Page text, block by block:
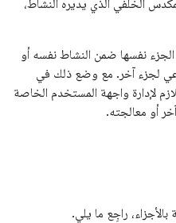
الخلفي الذي يديره النشاط،
نفسها ضمن النشاط نفسه أو
لجزء آخر. مع وضع ذلك في
لإدارة واجهة المستخدم الخاصة
أو معالجته.
راجِع ما يلي.